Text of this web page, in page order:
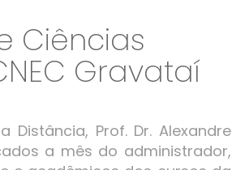
Ciências
Gravataí
Prof. Dr. Alexandre
a mês do administrador,